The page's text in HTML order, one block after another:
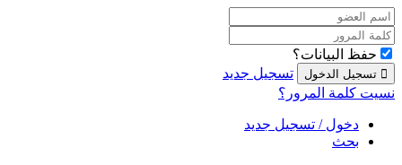
حفظ البيانات؟
تسجيل جديد
نسيت كلمة المرور؟
دخول / تسجيل جديد
بحث